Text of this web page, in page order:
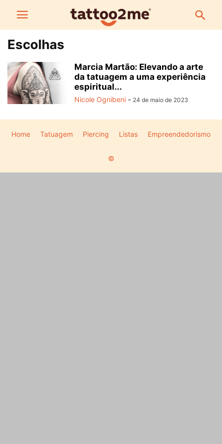
Escolhas
Marcia Martão: Elevando a arte
da tatuagem a uma experiência
espiritual...
Nicole Ognibeni - 24 de maio de 2023
Home Tatuagem Piercing Listas Empreendedorismo
©